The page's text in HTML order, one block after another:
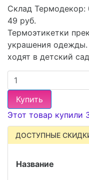
Склад Термодекор:
49 руб.
Термоэтикетки
украшения одежды.
ходят в детский
Купить
Этот товар купили
ДОСТУПНЫЕ
Название